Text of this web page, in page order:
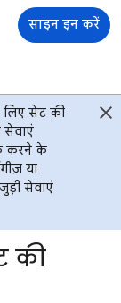
साइन इन करें
लिए सेट की
सेवाएं
करने के
या
सेवाएं
की